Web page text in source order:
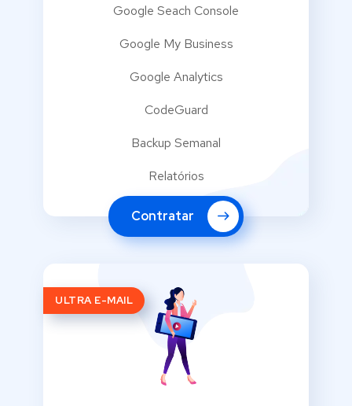
Google Seach Console
Google My Business
Google Analytics
CodeGuard
Backup Semanal
Relatórios
Contratar
ULTRA E-MAIL